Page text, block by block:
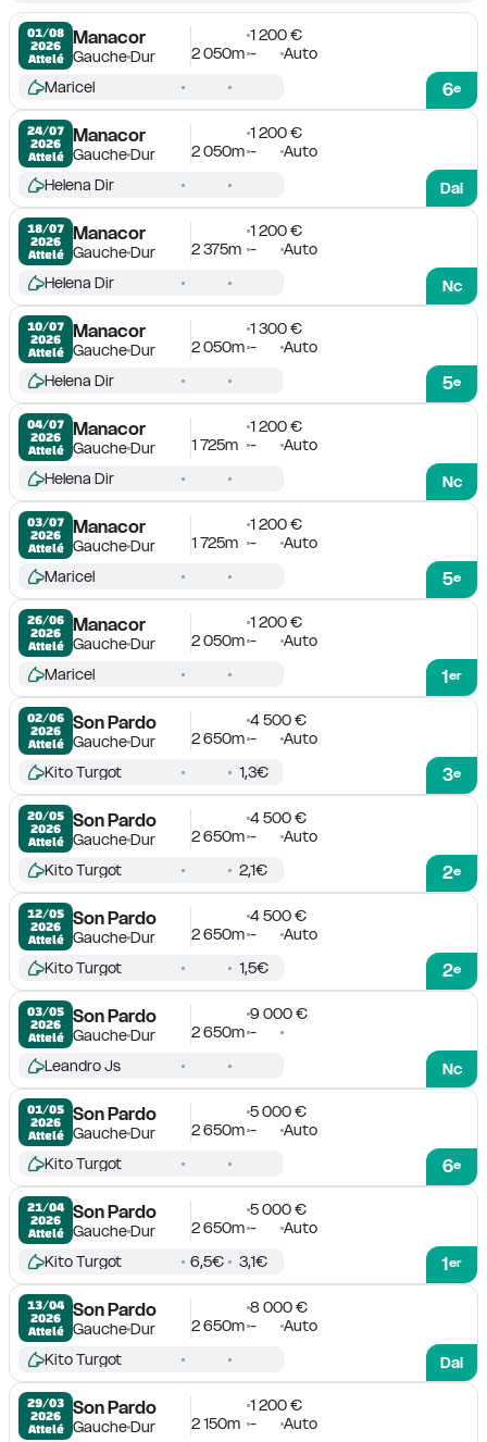
01/08
2026
Attelé
Manacor
GaucheDur
1 200 €
2 050m - Auto
6e
Maricel
24/07
2026
Attelé
Manacor
GaucheDur
1 200 €
2 050m -
Auto
Dai
Helena Dir
18/07
2026
Attelé
Manacor
GaucheDur
1 200 €
2 375m -
Auto
Nc
Helena Dir
10/07
2026
Attelé
Manacor
GaucheDur
1 300 €
2 050m - Auto
5e
Helena Dir
04/07
2026
Attelé
Manacor
GaucheDur
1 200 €
1 725m
-
Auto
Nc
Helena Dir
03/07
2026
Attelé
Manacor
GaucheDur
1 200 €
1 725m
- Auto
5e
Maricel
26/06
2026
Attelé
Manacor
GaucheDur
1 200 €
2 050m - Auto
1er
Maricel
02/06
2026
Attelé
Son Pardo
GaucheDur
4 500 €
2 650m - Auto
3e
Kito Turgot 1,3€
20/05
2026
Attelé
Son Pardo
GaucheDur
4 500 €
2 650m - Auto
2e
Kito Turgot 2,1€
12/05
2026
Attelé
Son Pardo
GaucheDur
4 500 €
2 650m - Auto
2e
Kito Turgot 1,5€
03/05
2026
Attelé
Son Pardo
GaucheDur
9 000 €
2 650m -
Nc
Leandro Js
01/05
2026
Attelé
Son Pardo
GaucheDur
5 000 €
2 650m - Auto
6e
Kito Turgot
21/04
2026
Attelé
Son Pardo
GaucheDur
5 000 €
2 650m - Auto
1er
Kito Turgot 6,5€ 3,1€
13/04
2026
Attelé
Son Pardo
GaucheDur
8 000 €
2 650m -
Auto
Dai
Kito Turgot
29/03
2026
Attelé
Son Pardo
GaucheDur
1 200 €
2 150m - Auto